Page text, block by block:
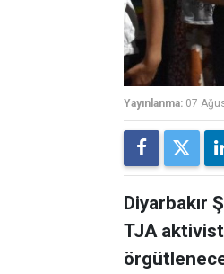
Yayınlanma: 07
Diyarbakır
TJA